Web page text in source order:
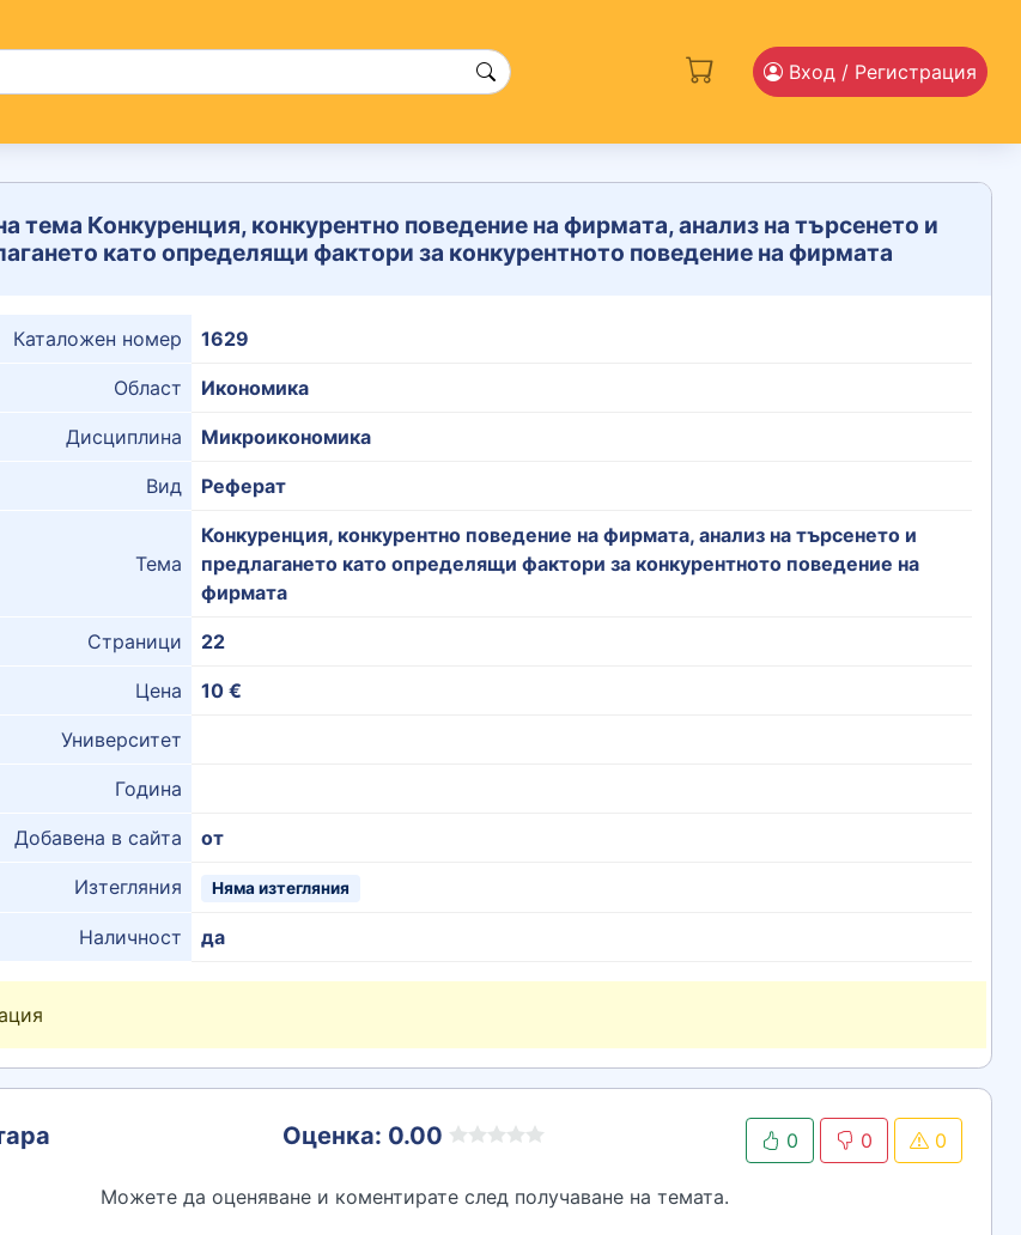
Вход / Регистрация
тема Конкуренция, конкурентно поведение на фирмата, анализ на търсенето и
като определящи фактори за конкурентното поведение на фирмата
Каталожен номер 1629
Област Икономика
Дисциплина Микроикономика
Вид Реферат
Тема
Конкуренция, конкурентно поведение на фирмата, анализ на търсенето и
предлагането като определящи фактори за конкурентното поведение на
фирмата
Страници 22
Цена 10 €
Университет
Година
Добавена в сайта от
Изтегляния Няма изтегляния
Наличност да
Оценка: 0.00 0 0 0
Можете да оценяване и коментирате след получаване на темата.